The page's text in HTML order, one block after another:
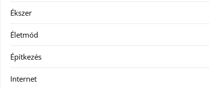
Ékszer
Életmód
Építkezés
Internet